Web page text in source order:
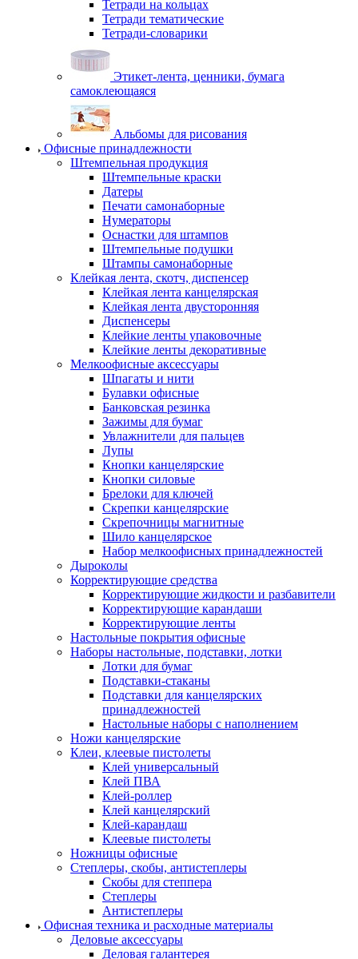
Тетради на кольцах
Тетради тематические
Тетради-словарики
Этикет-лента, ценники, бумага
самоклеющаяся
Альбомы для рисования
Офисные принадлежности
Штемпельная продукция
Штемпельные краски
Датеры
Печати самонаборные
Нумераторы
Оснастки для штампов
Штемпельные подушки
Штампы самонаборные
Клейкая лента, скотч, диспенсер
Клейкая лента канцелярская
Клейкая лента двусторонняя
Диспенсеры
Клейкие ленты упаковочные
Клейкие ленты декоративные
Мелкоофисные аксессуары
Шпагаты и нити
Булавки офисные
Банковская резинка
Зажимы для бумаг
Увлажнители для пальцев
Лупы
Кнопки канцелярские
Кнопки силовые
Брелоки для ключей
Скрепки канцелярские
Скрепочницы магнитные
Шило канцелярское
Набор мелкоофисных принадлежностей
Дыроколы
Корректирующие средства
Корректирующие жидкости и разбавители
Корректирующие карандаши
Корректирующие ленты
Настольные покрытия офисные
Наборы настольные, подставки, лотки
Лотки для бумаг
Подставки-стаканы
Подставки для канцелярских
принадлежностей
Настольные наборы с наполнением
Ножи канцелярские
Клеи, клеевые пистолеты
Клей универсальный
Клей ПВА
Клей-роллер
Клей канцелярский
Клей-карандаш
Клеевые пистолеты
Ножницы офисные
Степлеры, скобы, антистеплеры
Скобы для степпера
Степлеры
Антистеплеры
Офисная техника и расходные материалы
Деловые аксессуары
Деловая галантерея